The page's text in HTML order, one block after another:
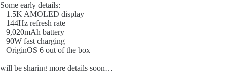
Some early details:
– 1.5K AMOLED display
– 144Hz refresh rate
– 9,020mAh battery
– 90W fast charging
– OriginOS 6 out of the box
will be sharing more details soon…